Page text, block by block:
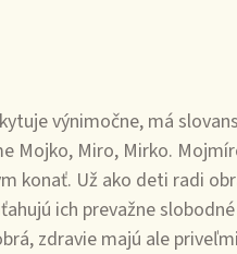
výnimočne, má
Mojko, Miro, Mirko.
konať. Už ako deti radi
ich prevažne
zdravie majú ale